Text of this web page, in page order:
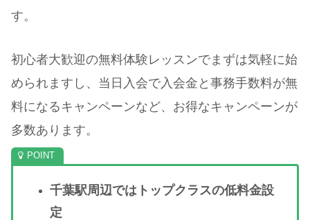
す。
初心者大歓迎の無料体験レッスンでまずは気軽に始
められますし、当日入会で入会金と事務手数料が無
料になるキャンペーンなど、お得なキャンペーンが
多数あります。
千葉駅周辺ではトップクラスの低料金設
定